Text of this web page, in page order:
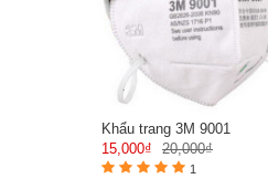
Khẩu trang 3M 9001
15,000₫
20,000₫
1